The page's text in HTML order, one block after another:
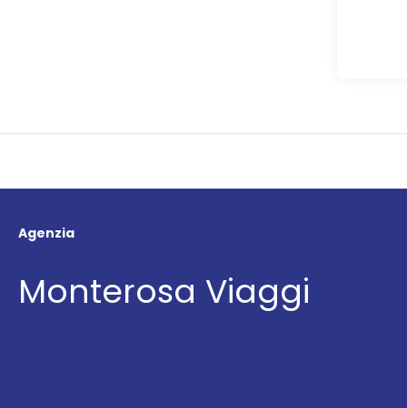
Agenzia
Monterosa Viaggi